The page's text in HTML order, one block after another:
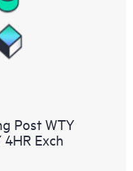
Post WTY
Exch